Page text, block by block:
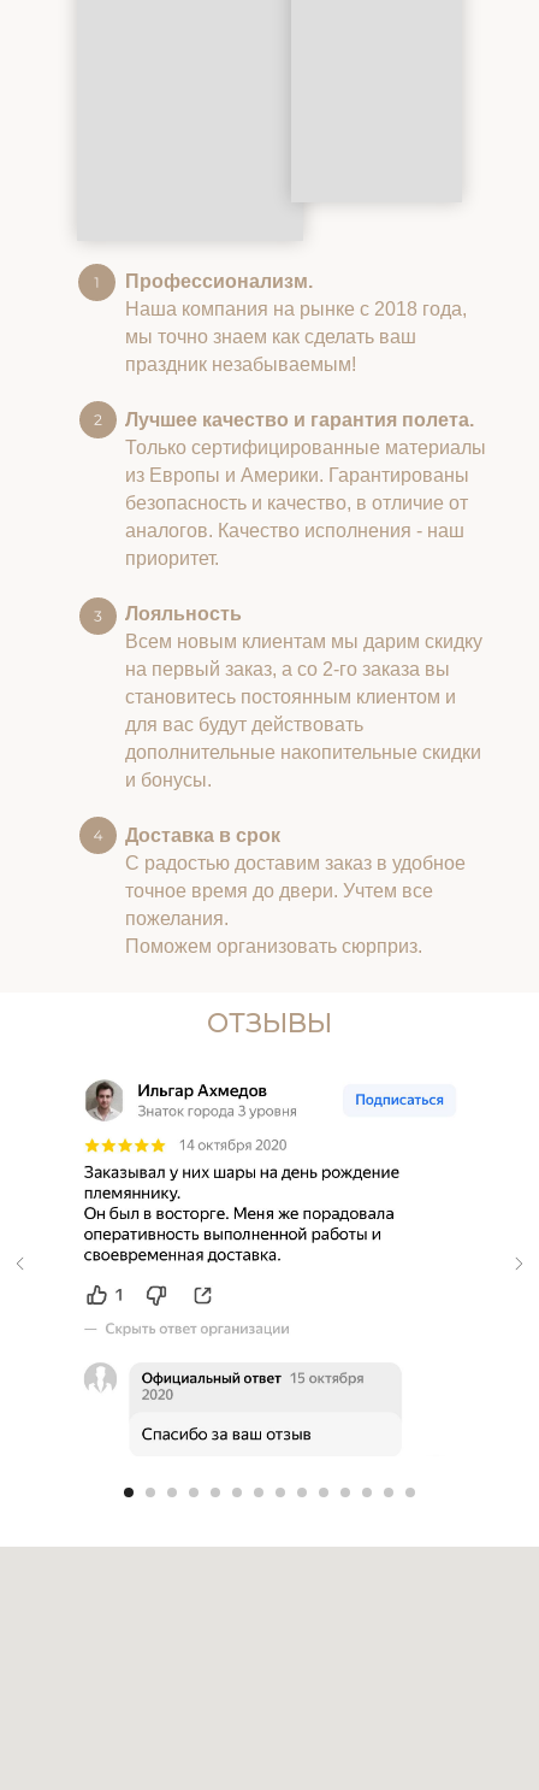
Профессионализм.
Наша компания на рынке с 2018 года,
мы точно знаем как сделать ваш
праздник незабываемым!
Лучшее качество и гарантия полета.
Только сертифицированные материалы
из Европы и Америки. Гарантированы
безопасность и качество, в отличие от
аналогов. Качество исполнения - наш
приоритет.
Лояльность
Всем новым клиентам мы дарим скидку
на первый заказ, а со 2-го заказа вы
становитесь постоянным клиентом и
для вас будут действовать
дополнительные накопительные скидки
и бонусы.
Доставка в срок
С радостью доставим заказ в удобное
точное время до двери. Учтем все
пожелания.
Поможем организовать сюрприз.
ОТЗЫВЫ